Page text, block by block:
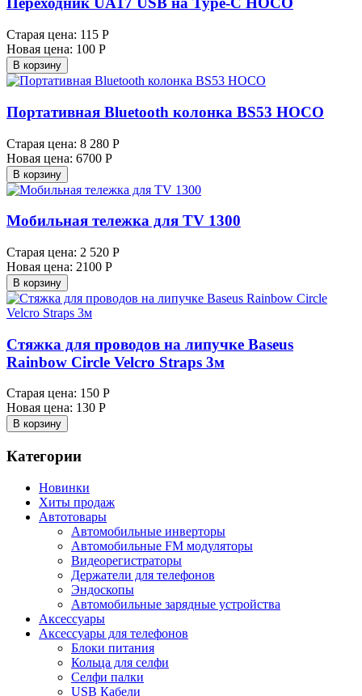
Старая цена: 115 Р
Новая цена: 100 Р
В корзину
Портативная Bluetooth колонка BS53 HOCO
Старая цена: 8 280 Р
Новая цена: 6700 Р
В корзину
Мобильная тележка для TV 1300
Старая цена: 2 520 Р
Новая цена: 2100 Р
В корзину
Стяжка для проводов на липучке Baseus
Rainbow Circle Velcro Straps 3м
Старая цена: 150 Р
Новая цена: 130 Р
В корзину
Категории
Новинки
Хиты продаж
Автотовары
Автомобильные инверторы
Автомобильные FM модуляторы
Видеорегистраторы
Держатели для телефонов
Эндоскопы
Автомобильные зарядные устройства
Аксессуары
Аксессуары для телефонов
Блоки питания
Кольца для селфи
Селфи палки
USB Кабели